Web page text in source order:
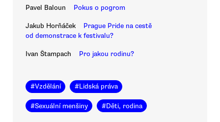
Pavel Baloun Pokus o pogrom
Jakub Horňáček
Prague Pride na cestě
od demonstrace k festivalu?
Ivan Štampach Pro jakou rodinu?
#Vzdělání #Lidská práva
#Sexuální menšiny #Děti, rodina